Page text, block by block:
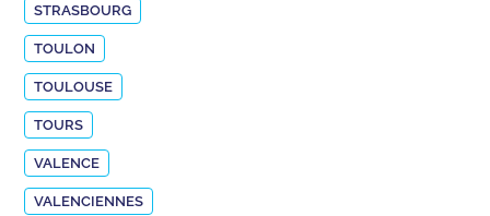
STRASBOURG
TOULON
TOULOUSE
TOURS
VALENCE
VALENCIENNES